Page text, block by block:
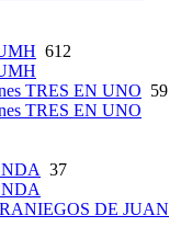
612
TRES EN UNO 59
TRES EN UNO
37
DE JUAN